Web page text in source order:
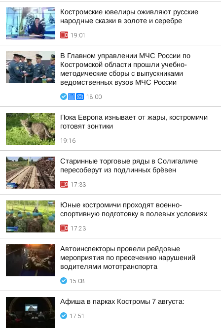
Костромские ювелиры оживляют русские
народные сказки в золоте и серебре
19:01
В Главном управлении МЧС России по
Костромской области прошли учебно-
методические сборы с выпускниками
ведомственных вузов МЧС России
18:00
Пока Европа изнывает от жары, костромичи
готовят зонтики
19:16
Старинные торговые ряды в Солигаличе
пересоберут из подлинных брёвен
17:33
Юные костромичи проходят военно-
спортивную подготовку в полевых условиях
17:23
Автоинспекторы провели рейдовые
мероприятия по пресечению нарушений
водителями мототранспорта
15:08
Афиша в парках Костромы 7 августа:
17:51